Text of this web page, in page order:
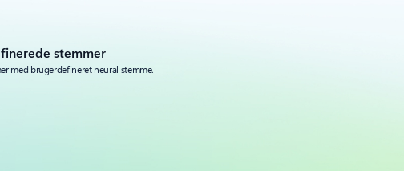
stemmer
med brugerdefineret neural stemme.